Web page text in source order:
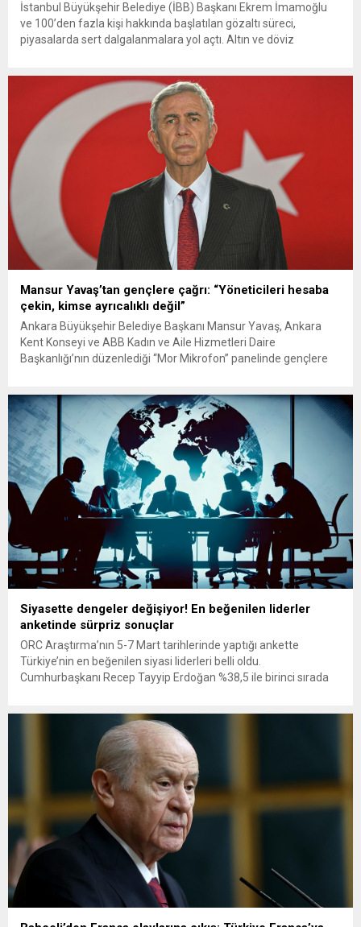
İstanbul Büyükşehir Belediye (İBB) Başkanı Ekrem İmamoğlu
ve 100’den fazla kişi hakkında başlatılan gözaltı süreci,
piyasalarda sert dalgalanmalara yol açtı. Altın ve döviz
beraberindeki 100’den fazla kişi hakkında verilen gözaltı
kararlarının gölgesinde başladı. Bu gelişme, piyasalar üzerinde...
Mansur Yavaş’tan gençlere çağrı: “Yöneticileri hesaba
çekin, kimse ayrıcalıklı değil”
Ankara Büyükşehir Belediye Başkanı Mansur Yavaş, Ankara
Kent Konseyi ve ABB Kadın ve Aile Hizmetleri Daire
Başkanlığı’nın düzenlediği “Mor Mikrofon” panelinde gençlere
vazgeçilmez ya da üstün değildir” dedi. Panelde gençlere hitap
eden Yavaş, yöneticilerin aslında halkın...
Siyasette dengeler değişiyor! En beğenilen liderler
anketinde sürpriz sonuçlar
ORC Araştırma’nın 5-7 Mart tarihlerinde yaptığı ankette
Türkiye’nin en beğenilen siyasi liderleri belli oldu.
Cumhurbaşkanı Recep Tayyip Erdoğan %38,5 ile birinci sırada
oy oranıyla üçüncü sıraya yerleşti. Fatih Erbakan’ın yüksek...